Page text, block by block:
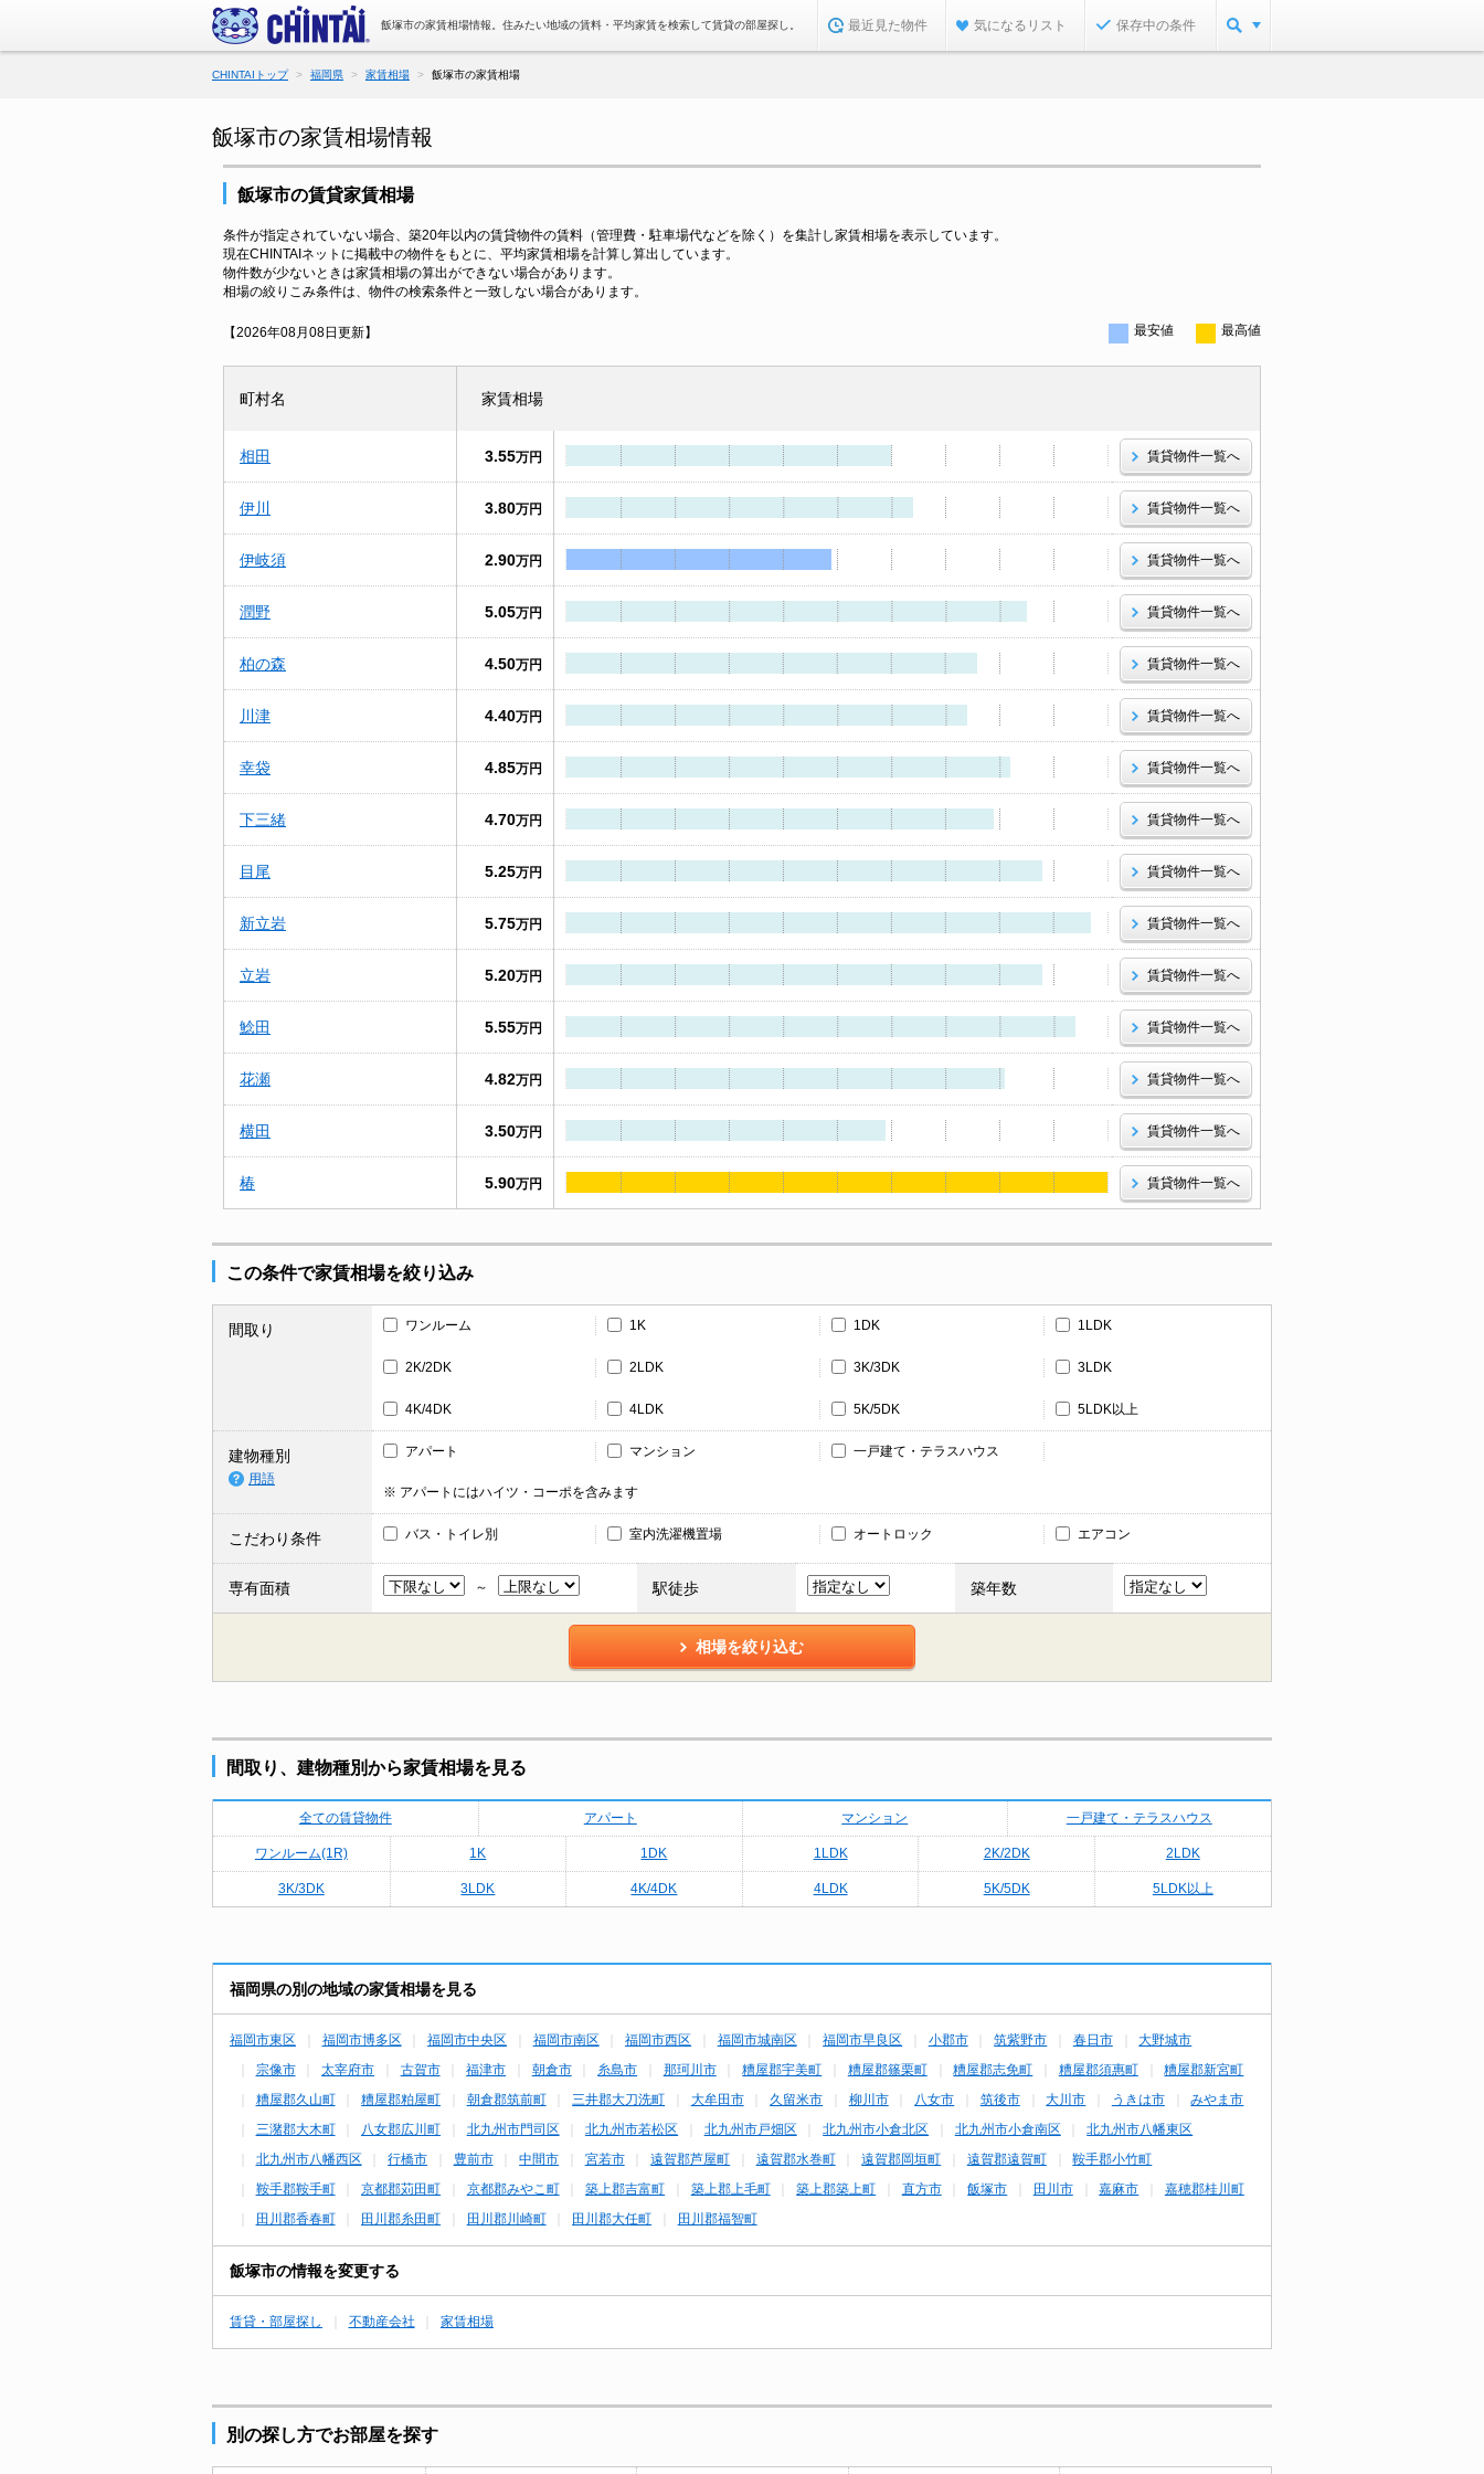
飯塚市の家賃相場情報。住みたい地域の賃料・平均家賃を検索して賃貸の部屋探し。 最近見た物件 気になるリスト 保存中の条件
CHINTAIトップ 福岡県 家賃相場 飯塚市の家賃相場
飯塚市の家賃相場情報
飯塚市の賃貸家賃相場
条件が指定されていない場合、築20年以内の賃貸物件の賃料（管理費・駐車場代などを除く）を集計し家賃相場を表示しています。
現在CHINTAIネットに掲載中の物件をもとに、平均家賃相場を計算し算出しています。
物件数が少ないときは家賃相場の算出ができない場合があります。
相場の絞りこみ条件は、物件の検索条件と一致しない場合があります。
【2026年08月08日更新】 最安値 最高値
町村名 家賃相場
相田 3.55万円 賃貸物件一覧へ
伊川 3.80万円 賃貸物件一覧へ
伊岐須 2.90万円 賃貸物件一覧へ
潤野 5.05万円 賃貸物件一覧へ
柏の森 4.50万円 賃貸物件一覧へ
川津 4.40万円 賃貸物件一覧へ
幸袋 4.85万円 賃貸物件一覧へ
下三緒 4.70万円 賃貸物件一覧へ
目尾 5.25万円 賃貸物件一覧へ
新立岩 5.75万円 賃貸物件一覧へ
立岩 5.20万円 賃貸物件一覧へ
鯰田 5.55万円 賃貸物件一覧へ
花瀬 4.82万円 賃貸物件一覧へ
横田 3.50万円 賃貸物件一覧へ
椿 5.90万円 賃貸物件一覧へ
この条件で家賃相場を絞り込み
間取り ワンルーム 1K 1DK 1LDK
2K/2DK 2LDK 3K/3DK 3LDK
4K/4DK 4LDK 5K/5DK 5LDK以上
建物種別
用語
アパート マンション 一戸建て・テラスハウス
※ アパートにはハイツ・コーポを含みます
こだわり条件 バス・トイレ別 室内洗濯機置場 オートロック エアコン
専有面積 駅徒歩 築年数
相場を絞り込む
間取り、建物種別から家賃相場を見る
全ての賃貸物件 アパート マンション 一戸建て・テラスハウス
ワンルーム(1R) 1K 1DK 1LDK 2K/2DK 2LDK
3K/3DK 3LDK 4K/4DK 4LDK 5K/5DK 5LDK以上
福岡県の別の地域の家賃相場を見る
福岡市東区 福岡市博多区 福岡市中央区 福岡市南区 福岡市西区 福岡市城南区 福岡市早良区 小郡市 筑紫野市 春日市 大野城市
宗像市 太宰府市 古賀市 福津市 朝倉市 糸島市 那珂川市 糟屋郡宇美町 糟屋郡篠栗町 糟屋郡志免町 糟屋郡須惠町 糟屋郡新宮町
糟屋郡久山町 糟屋郡粕屋町 朝倉郡筑前町 三井郡大刀洗町 大牟田市 久留米市 柳川市 八女市 筑後市 大川市 うきは市 みやま市
三潴郡大木町 八女郡広川町 北九州市門司区 北九州市若松区 北九州市戸畑区 北九州市小倉北区 北九州市小倉南区 北九州市八幡東区
北九州市八幡西区 行橋市 豊前市 中間市 宮若市 遠賀郡芦屋町 遠賀郡水巻町 遠賀郡岡垣町 遠賀郡遠賀町 鞍手郡小竹町
鞍手郡鞍手町 京都郡苅田町 京都郡みやこ町 築上郡吉富町 築上郡上毛町 築上郡築上町 直方市 飯塚市 田川市 嘉麻市 嘉穂郡桂川町
田川郡香春町 田川郡糸田町 田川郡川崎町 田川郡大任町 田川郡福智町
飯塚市の情報を変更する
賃貸・部屋探し 不動産会社 家賃相場
別の探し方でお部屋を探す